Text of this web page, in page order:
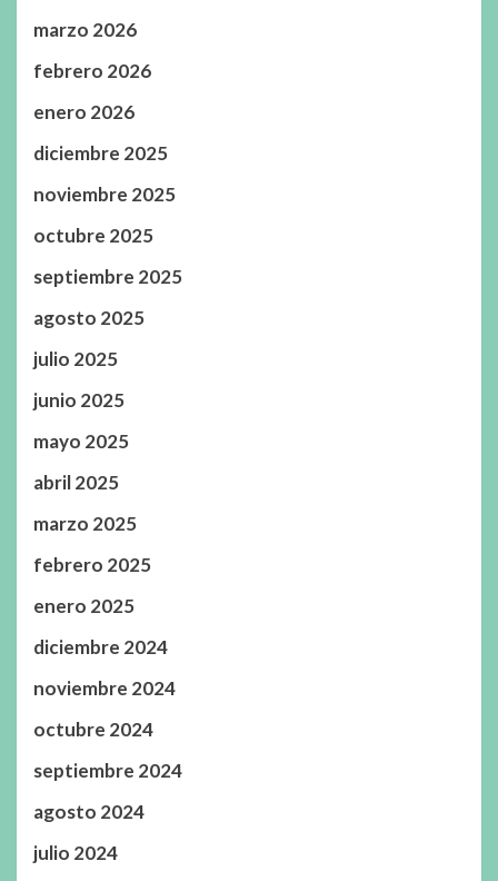
marzo 2026
febrero 2026
enero 2026
diciembre 2025
noviembre 2025
octubre 2025
septiembre 2025
agosto 2025
julio 2025
junio 2025
mayo 2025
abril 2025
marzo 2025
febrero 2025
enero 2025
diciembre 2024
noviembre 2024
octubre 2024
septiembre 2024
agosto 2024
julio 2024